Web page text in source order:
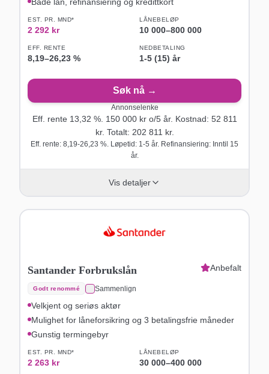
EST. PR. MND*
2 292 kr
LÅNEBELØP
10 000–800 000
EFF. RENTE
8,19–26,23 %
NEDBETALING
1-5 (15) år
Søk nå →
Annonselenke
Eff. rente 13,32 %. 150 000kr o/5år. Kostnad: 52 811
kr. Totalt: 202 811 kr.
Eff. rente: 8,19-26,23 %. Løpetid: 1-5 år. Refinansiering: Inntil 15
år.
Vis detaljer
Santander Forbrukslån
Godt renommé Sammenlign
Anbefalt
Velkjent og seriøs aktør
Mulighet for låneforsikring og 3 betalingsfrie måneder
Gunstig termingebyr
EST. PR. MND*
2 263 kr
LÅNEBELØP
30 000–400 000